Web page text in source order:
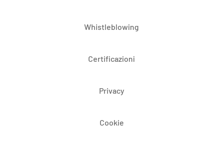
Whistleblowing
Certificazioni
Privacy
Cookie